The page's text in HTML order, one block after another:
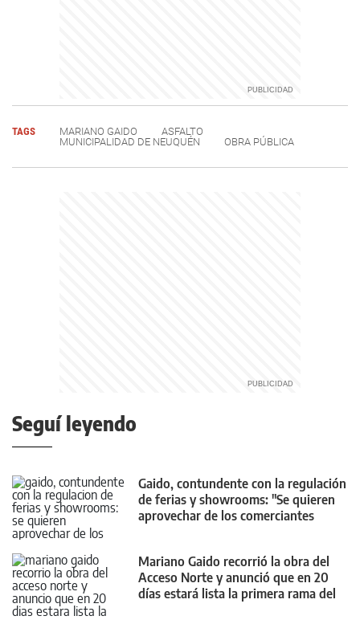
TAGS MARIANO GAIDO
ASFALTO
MUNICIPALIDAD DE NEUQUÉN
OBRA PÚBLICA
Seguí leyendo
Gaido, contundente con la regulación
de ferias y showrooms: "Se quieren
aprovechar de los comerciantes
Mariano Gaido recorrió la obra del
Acceso Norte y anunció que en 20
días estará lista la primera rama del